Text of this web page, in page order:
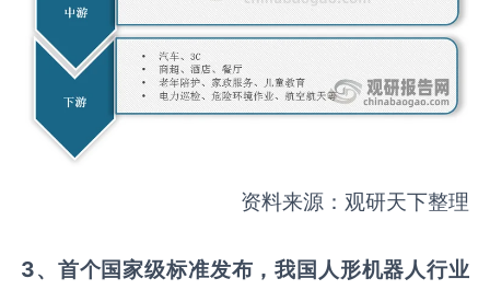
资料来源：观研天下整理
3、 首个国家级标准发布，我国人形机器人行业